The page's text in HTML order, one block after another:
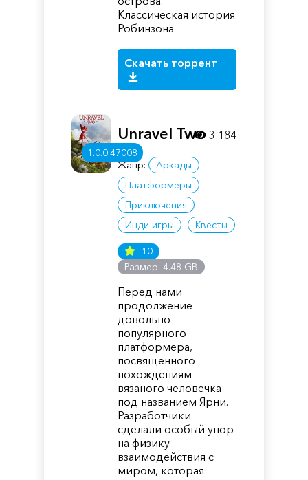
Классическая история
Робинзона
Скачать торрент
1.0.0.47008
Unravel Two
Жанр:
Аркады
Платформеры
Приключения
Инди игры
Квесты
10
Размер: 4.48 GB
Перед нами
продолжение
довольно
популярного
платформера,
посвященного
похождениям
вязаного человечка
под названием Ярни.
Разработчики
сделали особый упор
на физику
взаимодействия с
миром, которая
3 184